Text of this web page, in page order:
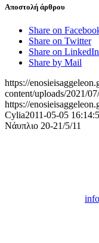
Αποστολή άρθρου
Share on
Share on Twitter
Share on LinkedIn
Share by Mail
https://
content/uploads/2021/
https://
Cylia2011-05-05
Νάυπλιο 20-21/5/11